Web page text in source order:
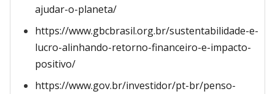
ajudar-o-planeta/
https://www.gbcbrasil.org.br/sustentabilidade-e-
lucro-alinhando-retorno-financeiro-e-impacto-
positivo/
https://www.gov.br/investidor/pt-br/penso-